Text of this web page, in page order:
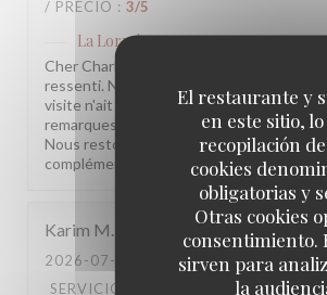
El restaurante y
en este sitio,
recopilación
cookies
obligatorias y
Otras cookies
consentimiento.
sirven para
la
/ PRECIO : 3/5
La Lorraineha respondido a su
Cher Charles, Merci d'avoir pris le temps
ressenti. Nous sommes sincèrement
visite n'ait pas été à la hauteur de vos
remarques sont précieuses et nous les
Nous restons à votre disposition pour
complémentaire. L'équipe de la Brasserie
Karim M
2026-07-17
- 20:30 - INVITADOS 2
SERVICIO
AMBIENTE: 4/5